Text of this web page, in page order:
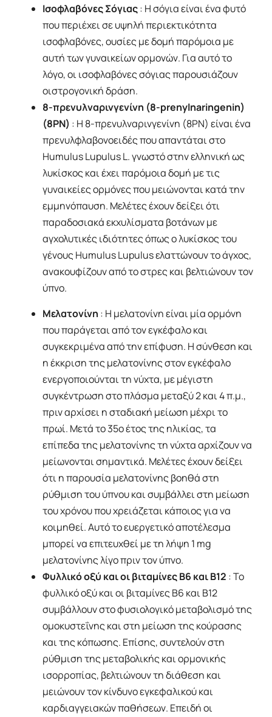
Ισοφλαβόνες Σόγιας: Η σόγια είναι ένα φυτό
που περιέχει σε υψηλή περιεκτικότητα
ισοφλαβόνες, ουσίες με δομή παρόμοια με
αυτή των γυναικείων ορμονών. Για αυτό το
λόγο, οι ισοφλαβόνες σόγιας παρουσιάζουν
οιστρογονική δράση.
8-πρενυλναρινγενίνη (8-prenylnaringenin)
(8ΡΝ) : Η 8-πρενυλναρινγενίνη (8PN) είναι ένα
πρενυλφλαβονοειδές που απαντάται στο
Ηumulus Lupulus L. γνωστό στην ελληνική ως
λυκίσκος και έχει παρόμοια δομή με τις
γυναικείες ορμόνες που μειώνονται κατά την
εμμηνόπαυση. Μελέτες έχουν δείξει ότι
παραδοσιακά εκχυλίσματα βοτάνων με
αγχολυτικές ιδιότητες όπως ο λυκίσκος του
γένους Ηumulus Lupulus ελαττώνουν το άγχος,
ανακουφίζουν από το στρες και βελτιώνουν τον
ύπνο.
Μελατονίνη : Η μελατονίνη είναι μία ορμόνη
που παράγεται από τον εγκέφαλο και
συγκεκριμένα από την επίφυση. Η σύνθεση και
η έκκριση της μελατονίνης στον εγκέφαλο
ενεργοποιούνται τη νύχτα, με μέγιστη
συγκέντρωση στο πλάσμα μεταξύ 2 και 4 π.μ.,
πριν αρχίσει η σταδιακή μείωση μέχρι το
πρωί. Μετά το 35ο έτος της ηλικίας, τα
επίπεδα της μελατονίνης τη νύχτα αρχίζουν να
μείωνονται σημαντικά. Μελέτες έχουν δείξει
ότι η παρουσία μελατονίνης βοηθά στη
ρύθμιση του ύπνου και συμβάλλει στη μείωση
του χρόνου που χρειάζεται κάποιος για να
κοιμηθεί. Αυτό το ευεργετικό αποτέλεσμα
μπορεί να επιτευχθεί με τη λήψη 1 mg
μελατονίνης λίγο πριν τον ύπνο.
Φυλλικό οξύ και οι βιταμίνες Β6 και Β12 : Το
φυλλικό οξύ και οι βιταμίνες Β6 και Β12
συμβάλλουν στο φυσιολογικό μεταβολισμό της
ομοκυστεΐνης και στη μείωση της κούρασης
και της κόπωσης. Επίσης, συντελούν στη
ρύθμιση της μεταβολικής και ορμονικής
ισορροπίας, βελτιώνουν τη διάθεση και
μειώνουν τον κίνδυνο εγκεφαλικού και
καρδιαγγειακών παθήσεων. Επειδή οι